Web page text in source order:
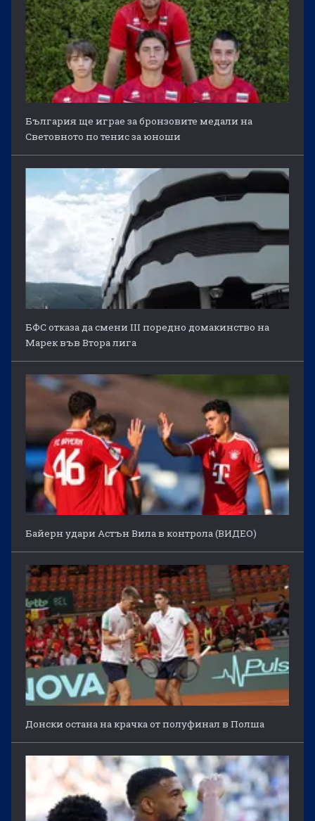
България ще играе за бронзовите медали на
Световното по тенис за юноши
БФС отказа да смени III поредно домакинство на
Марек във Втора лига
Байерн удари Астън Вила в контрола (ВИДЕО)
Донски остана на крачка от полуфинал в Полша